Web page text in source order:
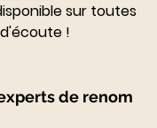
sur toutes
!
de renom